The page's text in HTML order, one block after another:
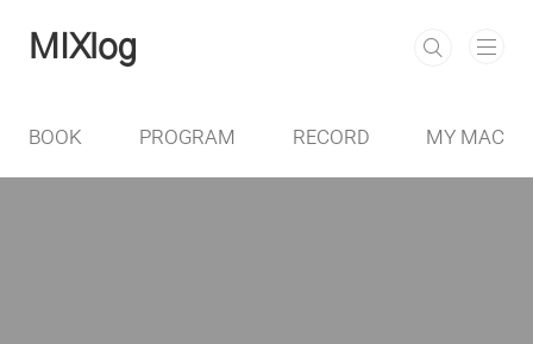
MIXlog
BOOK PROGRAM RECORD MY MAC